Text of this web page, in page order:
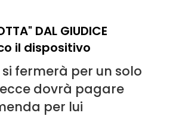
DAL GIUDICE
il dispositivo
fermerà per un solo
dovrà pagare
per lui